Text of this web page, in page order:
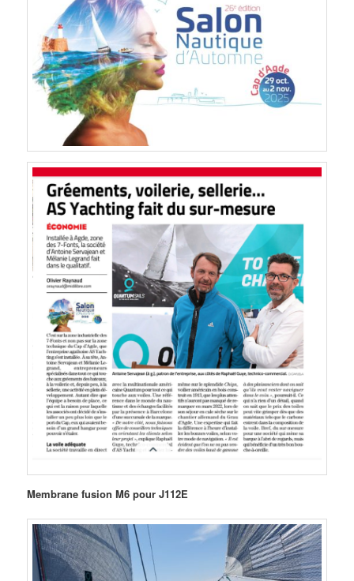
Membrane fusion M6 pour J112E